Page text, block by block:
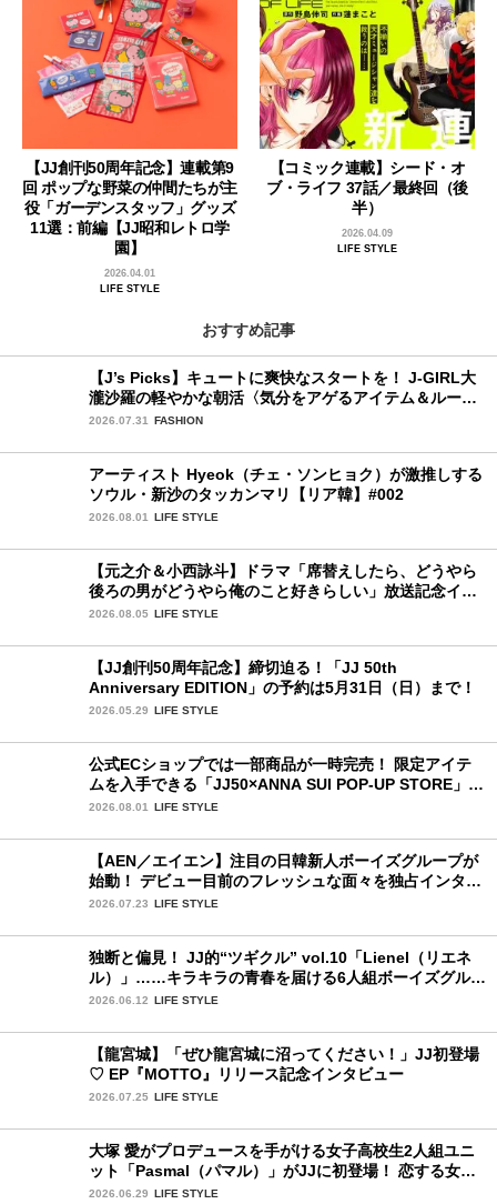
【JJ創刊50周年記念】連載第9
回 ポップな野菜の仲間たちが主
役「ガーデンスタッフ」グッズ
11選：前編【JJ昭和レトロ学
園】
2026.04.01
LIFE STYLE
【コミック連載】シード・オ
ブ・ライフ 37話／最終回（後
半）
2026.04.09
LIFE STYLE
おすすめ記事
【J’s Picks】キュートに爽快なスタートを！ J-GIRL大
瀧沙羅の軽やかな朝活〈気分をアゲるアイテム＆ルーテ
ィーン〉
2026.07.31 FASHION
アーティスト Hyeok（チェ・ソンヒョク）が激推しする
ソウル・新沙のタッカンマリ【リア韓】#002
2026.08.01 LIFE STYLE
【元之介＆小西詠斗】ドラマ「席替えしたら、どうやら
後ろの男がどうやら俺のこと好きらしい」放送記念イン
タビュー♡ 「自然と詠斗くんが可愛く見えたんです」
2026.08.05 LIFE STYLE
【JJ創刊50周年記念】締切迫る！「JJ 50th
Anniversary EDITION」の予約は5月31日（日）まで！
2026.05.29 LIFE STYLE
公式ECショップでは一部商品が一時完売！ 限定アイテ
ムを入手できる「JJ50×ANNA SUI POP-UP STORE」が
広島で開催決定
2026.08.01 LIFE STYLE
【AEN／エイエン】注目の日韓新人ボーイズグループが
始動！ デビュー目前のフレッシュな面々を独占インタビ
ュー。7人の魅力に迫ります♪
2026.07.23 LIFE STYLE
独断と偏見！ JJ的“ツギクル” vol.10「Lienel（リエネ
ル）」……キラキラの青春を届ける6人組ボーイズグルー
プ
2026.06.12 LIFE STYLE
【龍宮城】「ぜひ龍宮城に沼ってください！」JJ初登場
♡ EP『MOTTO』リリース記念インタビュー
2026.07.25 LIFE STYLE
大塚 愛がプロデュースを手がける女子高校生2人組ユニ
ット「Pasmal（パマル）」がJJに初登場！ 恋する女の
コのキュンキュンする感情を歌った最新曲「BULL」を
2026.06.29 LIFE STYLE